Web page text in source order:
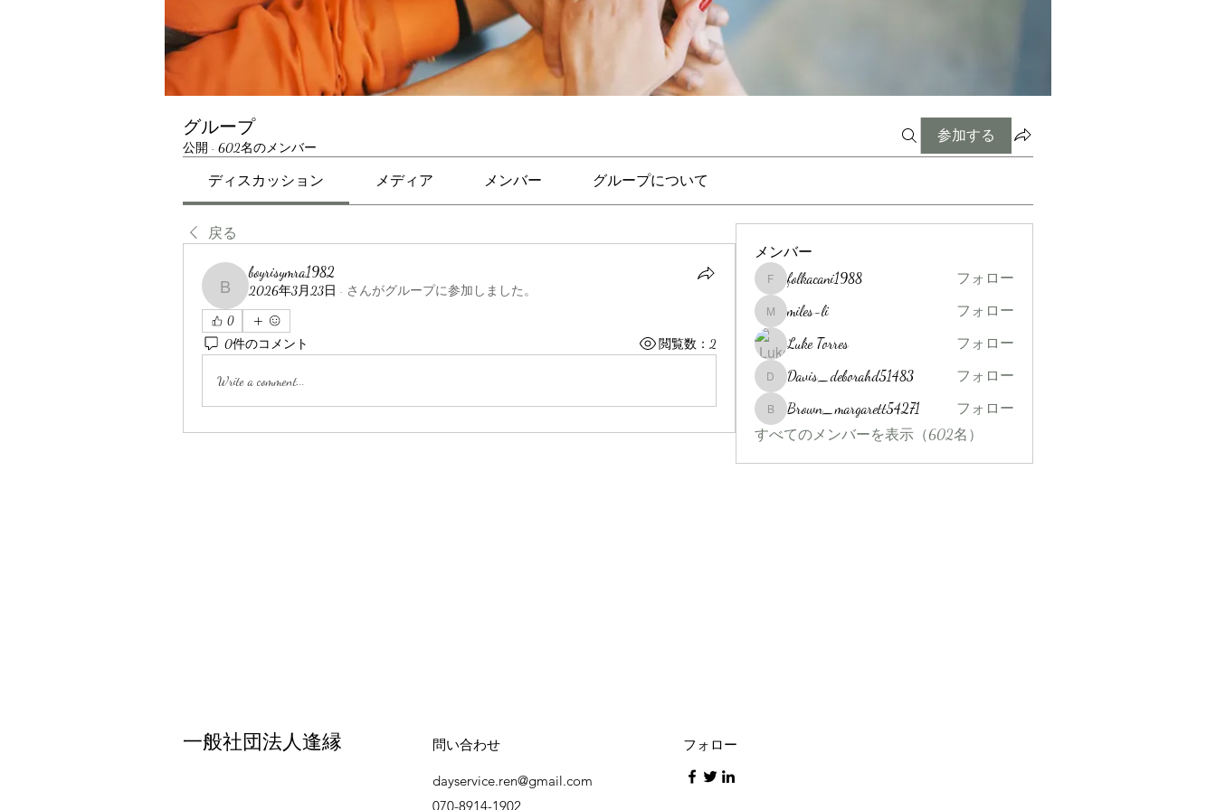
グループ
公開 · 602名のメンバー
参加する
ディスカッション メディア メンバー グループについて
戻る
boyrisymra1982
boyrisymra1982
2026年3月23日 · さんがグループに参加しました。
0
0件のコメント 閲覧数：2
Write a comment...
メンバー
folkacani1988
folkacani1988 フォロー
miles-li
miles-li
フォロー
Luke Torres
フォロー
Davis_deborahd51483
Davis_deborahd51483 フォロー
Brown_margarett54271
Brown_margarett54271
フォロー
すべてのメンバーを表示（602名）
一般社団法人逢縁 問い合わせ
dayservice.ren@gmail.com
070-8914-1902
フォロー